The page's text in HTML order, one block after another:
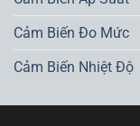
Cảm Biến Đo Mức
Cảm Biến Nhiệt Độ